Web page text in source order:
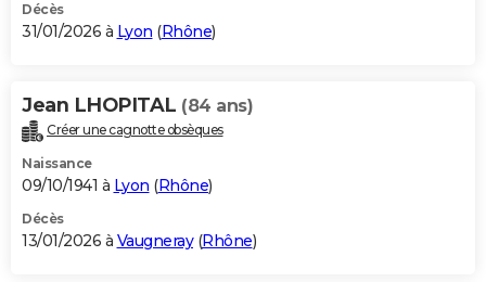
Décès
31/01/2026 à Lyon (Rhône)
Jean LHOPITAL (84 ans)
Créer une cagnotte obsèques
Naissance
09/10/1941 à Lyon (Rhône)
Décès
13/01/2026 à Vaugneray(Rhône)